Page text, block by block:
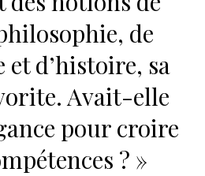
de
et d’histoire, sa
Avait-elle
pour croire
? »